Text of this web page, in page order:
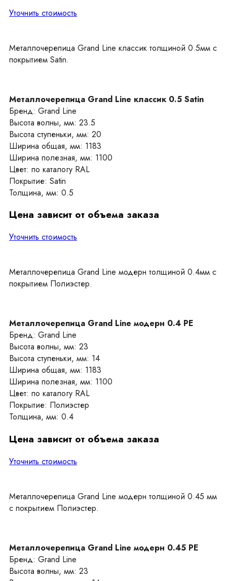
Уточнить стоимость
Металлочерепица Grand Line классик толщиной 0.5мм с
покрытием Satin.
Металлочерепица Grand Line классик 0.5 Satin
Бренд: Grand Line
Высота волны, мм: 23.5
Высота ступеньки, мм: 20
Ширина общая, мм: 1183
Ширина полезная, мм: 1100
Цвет: по каталогу RAL
Покрытие: Satin
Толщина, мм: 0.5
Цена зависит от объема заказа
Уточнить стоимость
Металлочерепица Grand Line модерн толщиной 0.4мм с
покрытием Полиэстер.
Металлочерепица Grand Line модерн 0.4 PE
Бренд: Grand Line
Высота волны, мм: 23
Высота ступеньки, мм: 14
Ширина общая, мм: 1183
Ширина полезная, мм: 1100
Цвет: по каталогу RAL
Покрытие: Полиэстер
Толщина, мм: 0.4
Цена зависит от объема заказа
Уточнить стоимость
Металлочерепица Grand Line модерн толщиной 0.45 мм
с покрытием Полиэстер.
Металлочерепица Grand Line модерн 0.45 PE
Бренд: Grand Line
Высота волны, мм: 23